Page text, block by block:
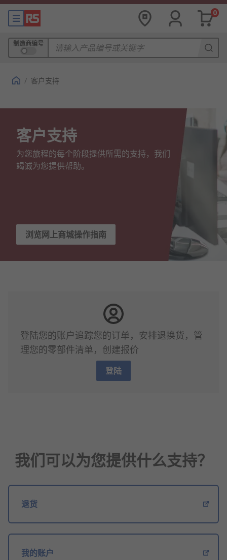
0
制造商编号
/ 客户支持
客户支持
为您旅程的每个阶段提供所需的支持，我们
竭诚为您提供帮助。
浏览网上商城操作指南
登陆您的账户追踪您的订单，安排退换货，管
理您的零部件清单，创建报价
登陆
我们可以为您提供什么支持？
退货
我的账户